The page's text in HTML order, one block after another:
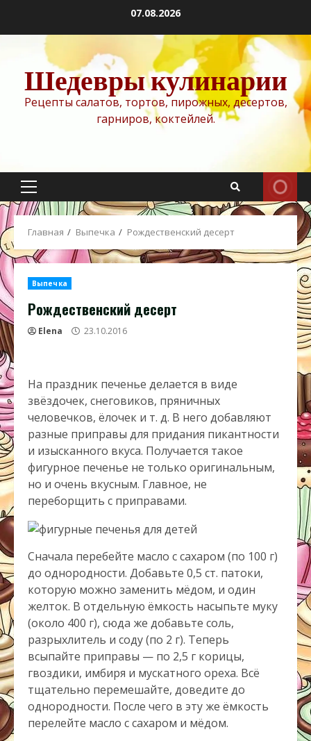
содержимому
07.08.2026
Шедевры кулинарии
Рецепты салатов, тортов, пирожных, десертов,
гарниров, коктейлей.
Основное
меню
Главная Выпечка Рождественский десерт
Выпечка
Рождественский десерт
Elena 23.10.2016
На праздник печенье делается в виде
звёздочек, снеговиков, пряничных
человечков, ёлочек и т. д. В него добавляют
разные приправы для придания пикантности
и изысканного вкуса. Получается такое
фигурное печенье не только оригинальным,
но и очень вкусным. Главное, не
переборщить с приправами.
Сначала перебейте масло с сахаром (по 100 г)
до однородности. Добавьте 0,5 ст. патоки,
которую можно заменить мёдом, и один
желток. В отдельную ёмкость насыпьте муку
(около 400 г), сюда же добавьте соль,
разрыхлитель и соду (по 2 г). Теперь
всыпайте приправы — по 2,5 г корицы,
гвоздики, имбиря и мускатного ореха. Всё
тщательно перемешайте, доведите до
однородности. После чего в эту же ёмкость
перелейте масло с сахаром и мёдом.